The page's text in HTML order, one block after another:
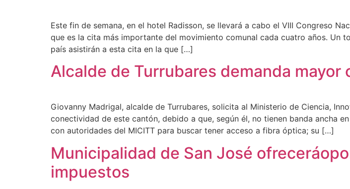
Este fin de semana, en el hotel Radisson, se llevará a cabo el VIII Congreso
que es la cita más importante del movimiento comunal cada cuatro años. Un
país asistirán a esta cita en la que […]
Alcalde de Turrubares demanda
Giovanny Madrigal, alcalde de Turrubares, solicita al Ministerio de Ciencia,
conectividad de este cantón, debido a que, según él, no tienen banda ancha
con autoridades del MICITT para buscar tener acceso a fibra óptica; su […]
Municipalidad de San José
impuestos